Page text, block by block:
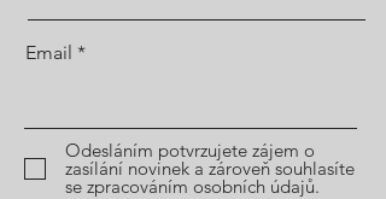
Email
Odesláním potvrzujete zájem o
zasílání novinek a zároveň souhlasíte
se zpracováním osobních údajů.